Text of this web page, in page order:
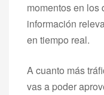
momentos en los
información
en tiempo real.
A cuanto más
vas a poder